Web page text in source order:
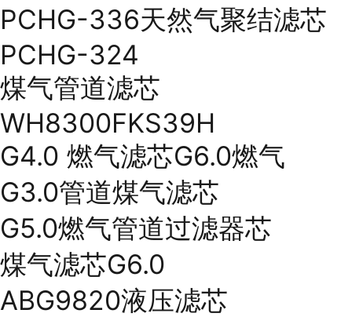
PCHG-336天然气聚结滤芯
PCHG-324
煤气管道滤芯
WH8300FKS39H
G4.0 燃气滤芯G6.0燃气
G3.0管道煤气滤芯
G5.0燃气管道过滤器芯
煤气滤芯G6.0
ABG9820液压滤芯